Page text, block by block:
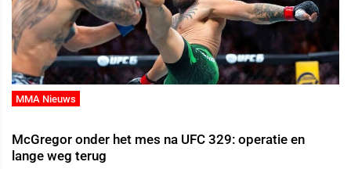
MMA Nieuws
McGregor onder het mes na UFC 329: operatie en
lange weg terug